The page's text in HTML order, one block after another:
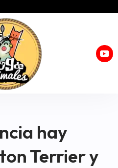
hay
Terrier y